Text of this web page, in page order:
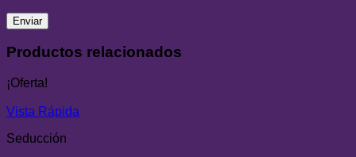
Productos relacionados
¡Oferta!
Vista Rápida
Seducción